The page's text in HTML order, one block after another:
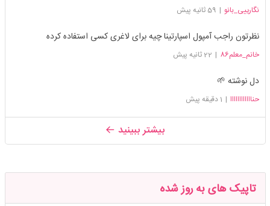
نگارییی_بانو | 59 ثانیه پیش
نظرتون راجب آمپول اسپارتینا چیه برای لاغری کسی استفاده کرده
خانم_معلم86 | 22 ثانیه پیش
دل نوشته 🌱
حناااااااااااا | 1 دقیقه پیش
بیشتر ببینید
تاپیک های به روز شده